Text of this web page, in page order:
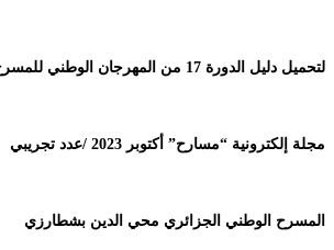
لتحميل دليل الدورة 17 من المهرجان الوطني للمسرح المحترف
مجلة إلكترونية “مسارح” أكتوبر 2023 /عدد تجريبي
المسرح الوطني الجزائري محي الدين بشطارزي